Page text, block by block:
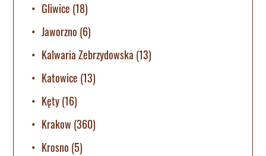
Gliwice (18)
Jaworzno (6)
Kalwaria Zebrzydowska (13)
Katowice (13)
Kęty(16)
Krakow (360)
Krosno (5)